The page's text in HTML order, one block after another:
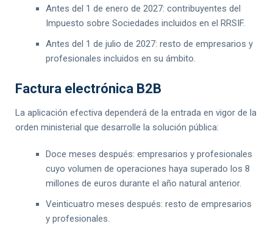
Antes del 1 de enero de 2027: contribuyentes del
Impuesto sobre Sociedades incluidos en el RRSIF.
Antes del 1 de julio de 2027: resto de empresarios y
profesionales incluidos en su ámbito.
Factura electrónica B2B
La aplicación efectiva dependerá de la entrada en vigor de la
orden ministerial que desarrolle la solución pública:
Doce meses después: empresarios y profesionales
cuyo volumen de operaciones haya superado los 8
millones de euros durante el año natural anterior.
Veinticuatro meses después: resto de empresarios
y profesionales.